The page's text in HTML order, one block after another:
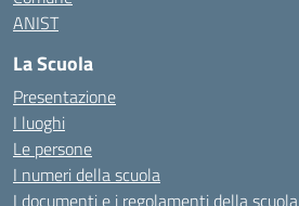
ANIST
La Scuola
Presentazione
I luoghi
Le persone
I numeri della scuola
I documenti e i regolamenti della scuola